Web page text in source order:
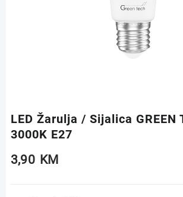
LED Žarulja / Sijalica GREEN
3000K E27
3,90 KM